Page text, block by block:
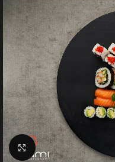
Klik for at forstørre